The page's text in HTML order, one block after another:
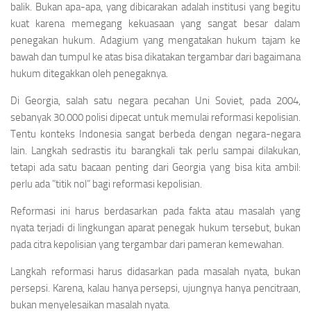
balik. Bukan apa-apa, yang dibicarakan adalah institusi yang begitu
kuat karena memegang kekuasaan yang sangat besar dalam
penegakan hukum. Adagium yang mengatakan hukum tajam ke
bawah dan tumpul ke atas bisa dikatakan tergambar dari bagaimana
hukum ditegakkan oleh penegaknya.
Di Georgia, salah satu negara pecahan Uni Soviet, pada 2004,
sebanyak 30.000 polisi dipecat untuk memulai reformasi kepolisian.
Tentu konteks Indonesia sangat berbeda dengan negara-negara
lain. Langkah sedrastis itu barangkali tak perlu sampai dilakukan,
tetapi ada satu bacaan penting dari Georgia yang bisa kita ambil:
perlu ada ”titik nol” bagi reformasi kepolisian.
Reformasi ini harus berdasarkan pada fakta atau masalah yang
nyata terjadi di lingkungan aparat penegak hukum tersebut, bukan
pada citra kepolisian yang tergambar dari pameran kemewahan.
Langkah reformasi harus didasarkan pada masalah nyata, bukan
persepsi. Karena, kalau hanya persepsi, ujungnya hanya pencitraan,
bukan menyelesaikan masalah nyata.